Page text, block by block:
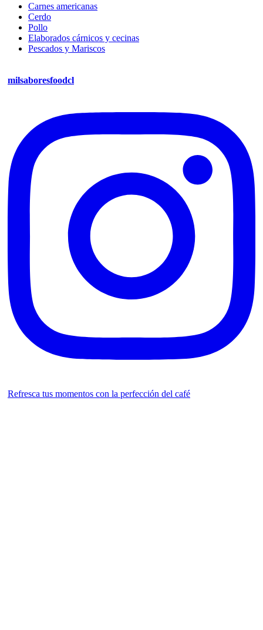
Carnes americanas
Cerdo
Pollo
Elaborados cárnicos y cecinas
Pescados y Mariscos
milsaboresfoodcl
Refresca tus momentos con la perfección del café